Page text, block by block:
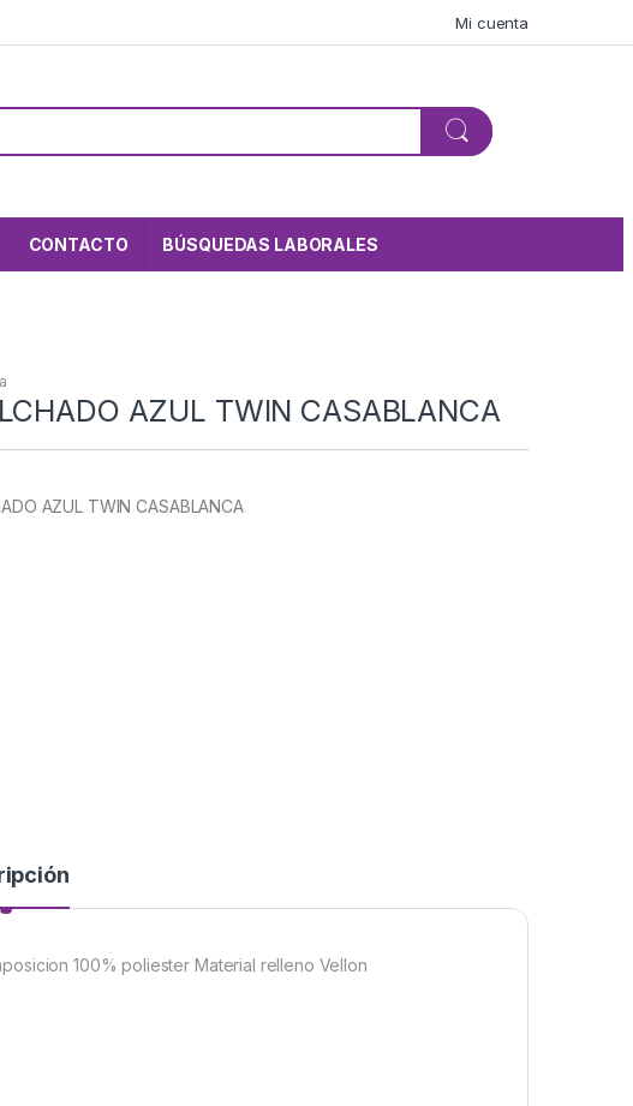
Mi cuenta
CONTACTO BÚSQUEDAS LABORALES
AZUL TWIN CASABLANCA
AZUL TWIN CASABLANCA
100% poliester Material relleno Vellon